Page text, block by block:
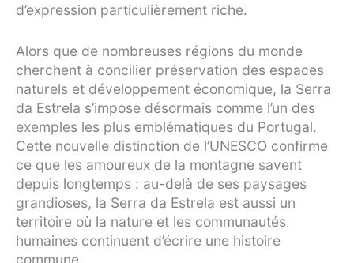
d’expression particulièrement riche.
Alors que de nombreuses régions du monde
cherchent à concilier préservation des espaces
naturels et développement économique, la Serra
da Estrela s’impose désormais comme l’un des
exemples les plus emblématiques du Portugal.
Cette nouvelle distinction de l’UNESCO confirme
ce que les amoureux de la montagne savent
depuis longtemps : au-delà de ses paysages
grandioses, la Serra da Estrela est aussi un
territoire où la nature et les communautés
humaines continuent d’écrire une histoire
commune.